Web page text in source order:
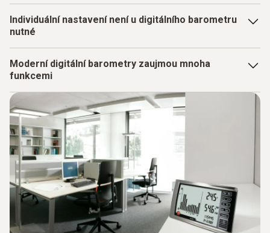
Individuální nastavení není u digitálního barometru
nutné
například teplotu nebo vlhkost. To znamená, že takové
mimo čisté prostory.
Moderní digitální barometry zaujmou mnoha
funkcemi
Komplexní měření parametrů
Vysoký takt pro měření intervalů
Dlouhá životnost baterie s varovným signálem